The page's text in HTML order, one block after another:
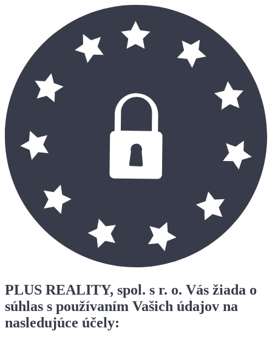
PLUS REALITY, spol. s r. o. Vás žiada o
súhlas s používaním Vašich údajov na
nasledujúce účely: